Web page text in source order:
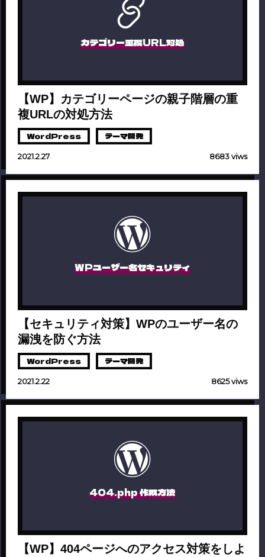
カテゴリー重複URL対処
【WP】カテゴリーページの親子階層の重
複URLの対処方法
WordPress テーマ開発
2021.2.27 8683 viws
WPユーザー名セキュリティ
【セキュリティ対策】WPのユーザー名の
漏洩を防ぐ方法
WordPress テーマ開発
2021.2.22 8625 viws
404.php 作成方法
【WP】404ページへのアクセス対策をしよ